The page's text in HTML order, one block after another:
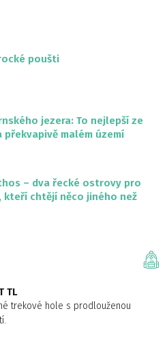
poušti
jezera: To nejlepší ze
překvapivě malém území
– dva řecké ostrovy pro
chtějí něco jiného než
TL
trekové hole s prodlouženou